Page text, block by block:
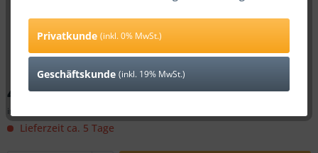
4.249,00 € *
inkl. 0% MwSt.
Lieferzeit ca. 5 Tage
Privatkunde (inkl. 0% MwSt.)
Geschäftskunde (inkl. 19% MwSt.)